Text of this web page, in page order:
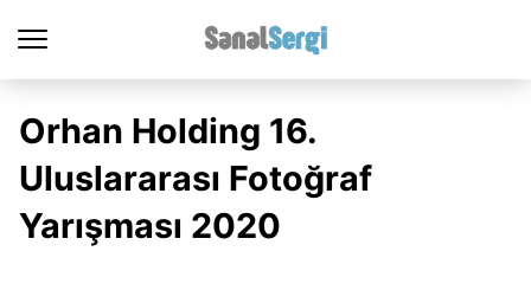
Orhan Holding 16.
Uluslararası Fotoğraf
Yarışması 2020